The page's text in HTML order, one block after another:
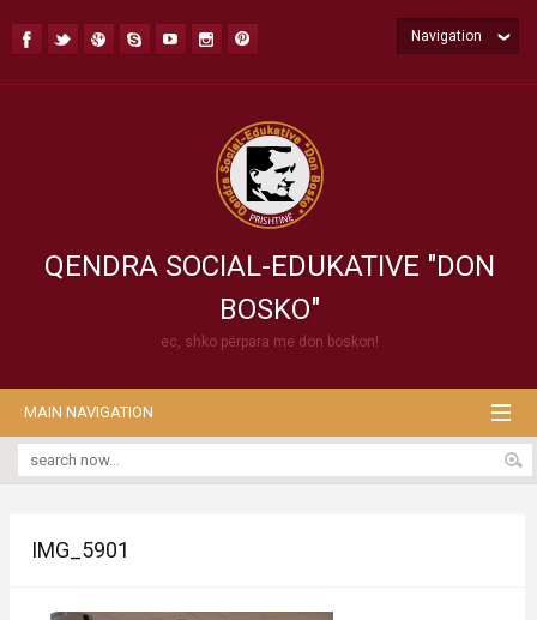
QENDRA SOCIAL-EDUKATIVE "DON
BOSKO"
ec, shko përpara me don boskon!
Navigation
MAIN NAVIGATION
IMG_5901